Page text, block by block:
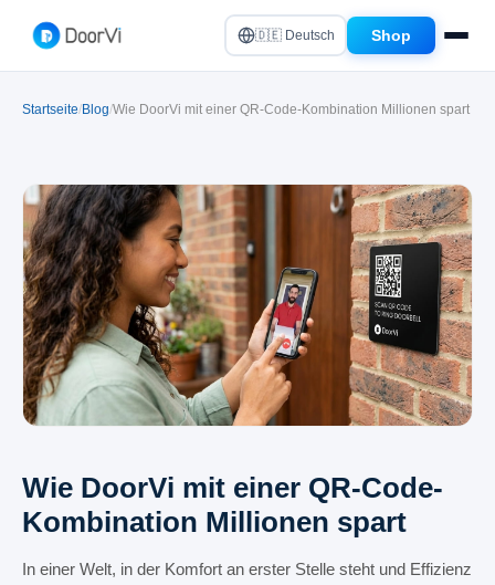
🇩🇪 Deutsch Shop
Startseite/Blog/Wie DoorVi mit einer QR-Code-Kombination Millionen spart
Wie DoorVi mit einer QR-Code-
Kombination Millionen spart
In einer Welt, in der Komfort an erster Stelle steht und Effizienz